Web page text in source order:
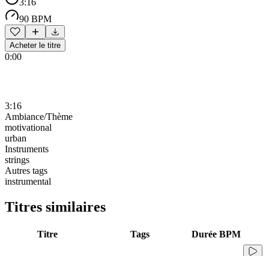
90 BPM
Acheter le titre
0:00
3:16
Ambiance/Thème
motivational
urban
Instruments
strings
Autres tags
instrumental
Titres similaires
Titre Tags Durée BPM